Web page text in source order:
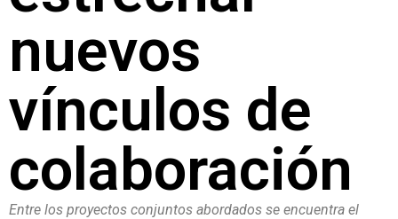
nuevos
vínculos de
colaboración
Entre los proyectos conjuntos abordados se encuentra el